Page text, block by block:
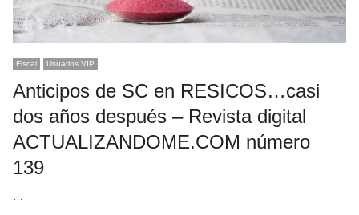
Fiscal Usuarios VIP
Anticipos de SC en RESICOS…casi
dos años después – Revista digital
ACTUALIZANDOME.COM número
139